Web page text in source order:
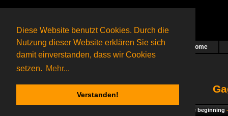
Diese Website benutzt Cookies. Durch die
Nutzung dieser Website erklären Sie sich
damit einverstanden, dass wir Cookies
setzen. Mehr...
Verstanden!
Das nächste Rätsel ist in Arbeit Home
25 Gagolganeronline(0 registrierte und 25 Gäste)
Gagolganer:
9732Rätsel online:
Gagolga - The beginning